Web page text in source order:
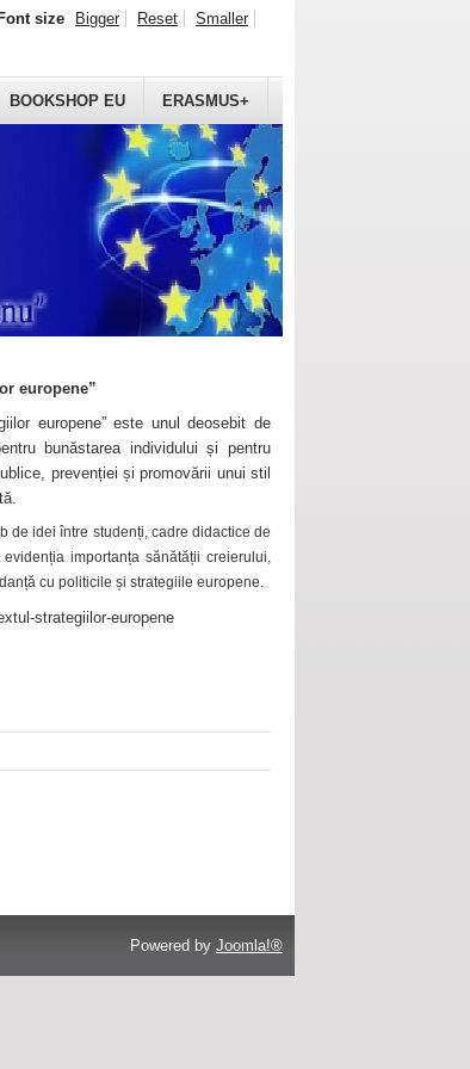
BOOKSHOP EU ERASMUS+
Font size Bigger Reset Smaller
europene”
europene” este unul deosebit de
bunăstarea individului și pentru
prevenției și promovării unui stil
de idei între studenți, cadre didactice de
importanța sănătății creierului,
cu politicile și strategiile europene.
strategiilor-europene
Powered by Joomla!®